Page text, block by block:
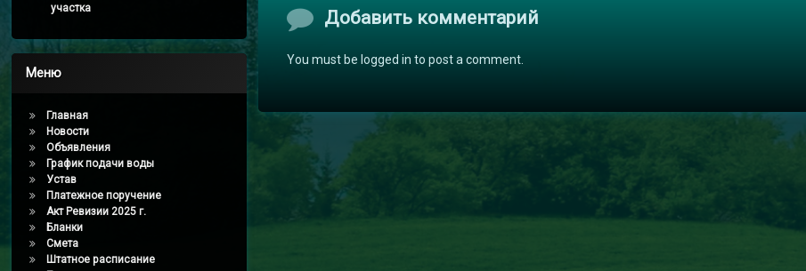
Комментарии
Добавить комментарий
You must be logged in to post a comment.
участка
Меню
Главная
Новости
Объявления
График подачи воды
Устав
Платежное поручение
Акт Ревизии 2025 г.
Бланки
Смета
Штатное расписание